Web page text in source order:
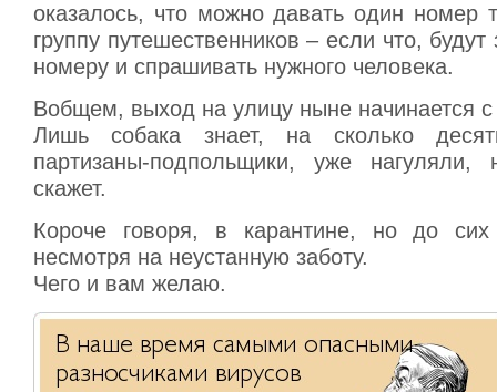
оказалось, что можно давать один номер
группу путешественников – если что, будут
номеру и спрашивать нужного человека.
Вобщем, выход на улицу ныне начинается
Лишь собака знает, на сколько
партизаны-подпольщики, уже
скажет.
Короче говоря, в карантине, но до
несмотря на неустанную заботу.
Чего и вам желаю.